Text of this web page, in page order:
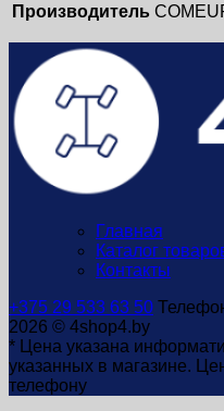
Производитель
Главная
Каталог
Контакты
+375 29 533 63 50
2026 © 4shop4.by
* Цена указана
указанных в магазине.
телефону